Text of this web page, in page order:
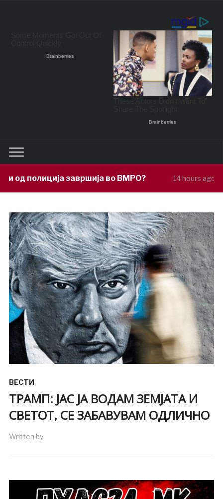
во ВМРО? 14 hours ago Под
ВЕСТИ
ТРАМП: ЈАС ЈА ВОДАМ ЗЕМЈАТА И
СВЕТОТ, СЕ ЗАБАВУВАМ ОДЛИЧНО
Written by